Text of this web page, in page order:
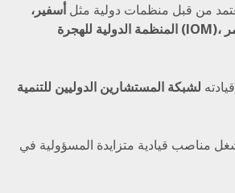
من قبل منظمات دولية مثلأسفير،
المنظمة الدولية للهجرة (IOM)، الاتحاد الدولي لجمعيات الصليب الأحمر والهلال الأحمر (IFRC)، كير الدولية (CARE)، والهلال الأحمر العربي السوري
مناصب قيادية متزايدة المسؤولية في